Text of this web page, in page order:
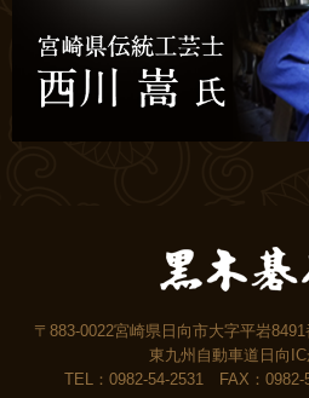
〒883-0022宮崎県日向市大字平岩
東九州自動車道日向
TEL：0982-54-2531 FAX：0982-